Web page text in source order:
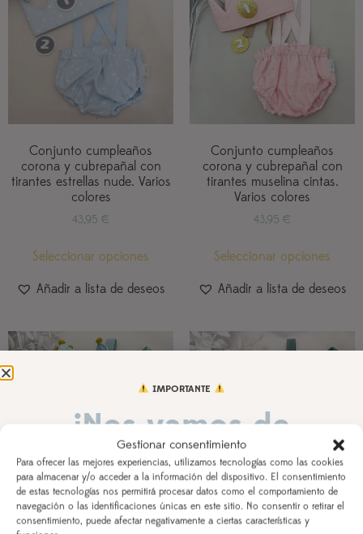
Gestionar consentimiento
Para ofrecer las mejores experiencias, utilizamos tecnologías como las cookies
para almacenar y/o acceder a la información del dispositivo. El consentimiento
de estas tecnologías nos permitirá procesar datos como el comportamiento de
navegación o las identificaciones únicas en este sitio. No consentir o retirar el
consentimiento, puede afectar negativamente a ciertas características y
Conjunto cumpleaños
corona y cubrepañal con
tirantes estrellas nude. Varios
colores
43,95 €
Seleccionar opciones
Añadir a lista de deseos
Conjunto cumpleaños
corona y cubrepañal con
tirantes muselina cintas.
Varios colores
43,95 €
Seleccionar opciones
Añadir a lista de deseos
Conjunto cumpleaños
Conjunto cumpleaños
IMPORTANTE
¡Nos vamos de
vacaciones!
DEL 3 AL 21 DE AGOSTO